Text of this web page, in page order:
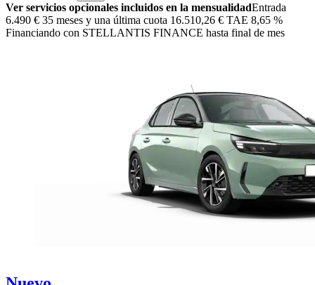
Ver servicios opcionales incluidos en la mensualidadEntrada
6.490 € 35 meses y una última cuota 16.510,26 € TAE 8,65 %
Financiando con STELLANTIS FINANCE hasta final de mes